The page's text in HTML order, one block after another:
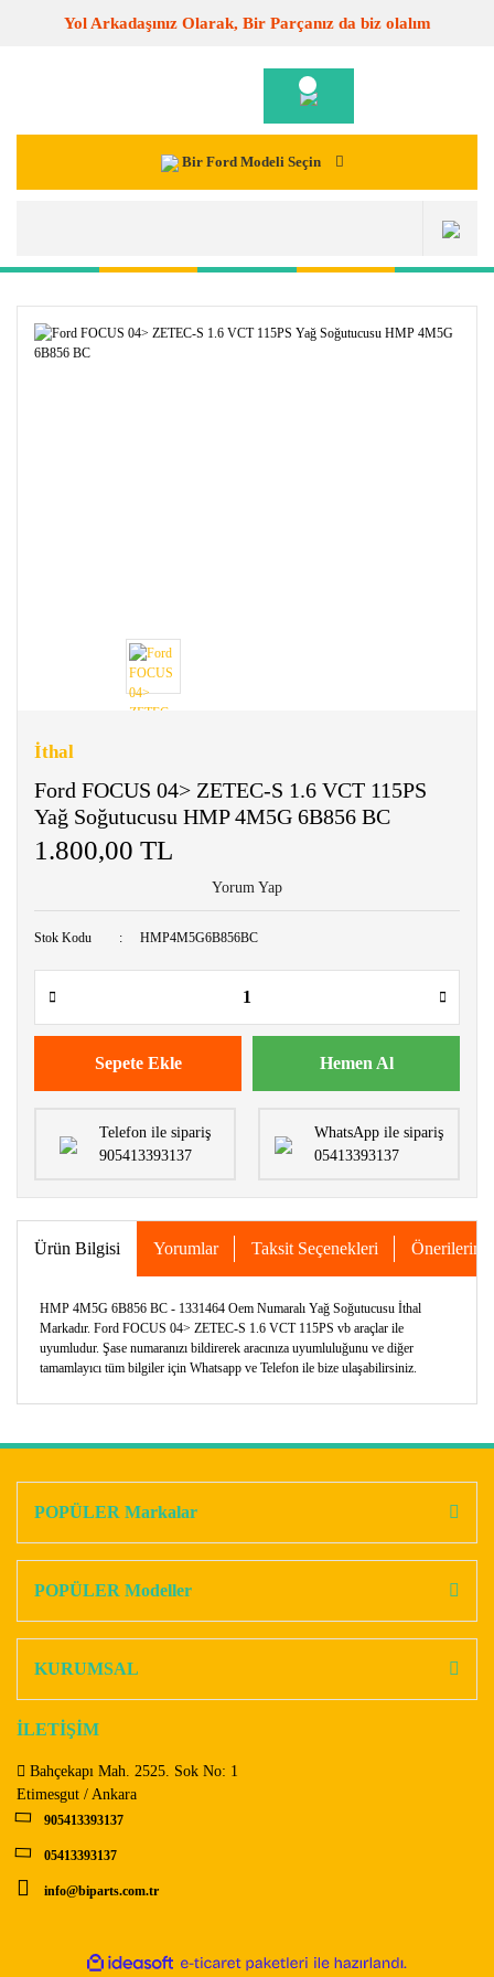
Yol Arkadaşınız Olarak, Bir Parçanız da biz olalım
Bir Ford Modeli Seçin
İthal
Ford FOCUS 04> ZETEC-S 1.6 VCT 115PS
Yağ Soğutucusu HMP 4M5G 6B856 BC
1.800,00 TL
Yorum Yap
Stok Kodu HMP4M5G6B856BC
Sepete Ekle Hemen Al
Telefon ile sipariş
905413393137
WhatsApp ile sipariş
05413393137
Ürün Bilgisi Yorumlar Taksit Seçenekleri Önerileriniz
HMP 4M5G 6B856 BC - 1331464 Oem Numaralı Yağ Soğutucusu İthal
Markadır. Ford FOCUS 04> ZETEC-S 1.6 VCT 115PS vb araçlar ile
uyumludur. Şase numaranızı bildirerek aracınıza uyumluluğunu ve diğer
tamamlayıcı tüm bilgiler için Whatsapp ve Telefon ile bize ulaşabilirsiniz.
Ürün açıklamasında eksik bilgiler bulunuyor.
Bu ürüne benzer farklı alternatifler olmalı.
POPÜLER Markalar
POPÜLER Modeller
KURUMSAL
İLETİŞİM
Bahçekapı Mah. 2525. Sok No: 1
Etimesgut / Ankara
905413393137
05413393137
info@biparts.com.tr
ideasoft
e-